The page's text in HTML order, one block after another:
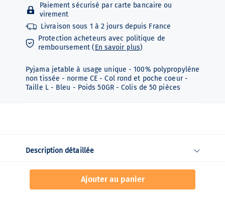
Paiement sécurisé par carte bancaire ou
virement
Livraison sous 1 à 2 jours depuis France
Protection acheteurs avec politique de
remboursement (En savoir plus)
Pyjama jetable à usage unique - 100% polypropylène
non tissée - norme CE - Col rond et poche coeur -
Taille L - Bleu - Poids 50GR - Colis de 50 pièces
Ajouter au panier
Description détaillée